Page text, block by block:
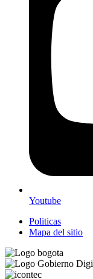
Youtube
Politicas
Mapa del sitio